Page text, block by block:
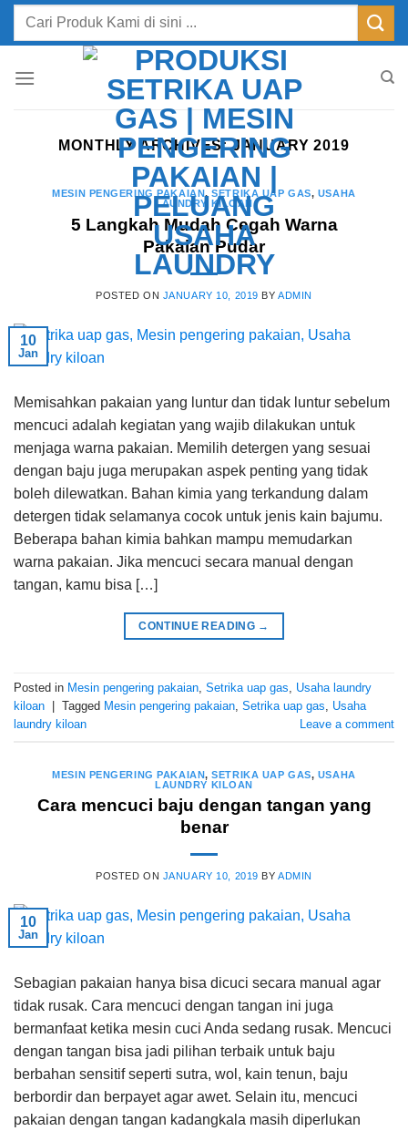
SkipSearch
MONTHLY ARCHIVES:JANUARY 2019
MESIN PENGERING PAKAIAN,SETRIKA UAP GAS, USAHA
LAUNDRY KILOAN
5 Langkah Mudah Cegah Warna
Pakaian Pudar
POSTED ON JANUARY 10, 2019 BY ADMIN
10
Jan
Memisahkan pakaian yang luntur dan tidak luntur sebelum
mencuci adalah kegiatan yang wajib dilakukan untuk
menjaga warna pakaian. Memilih detergen yang sesuai
dengan baju juga merupakan aspek penting yang tidak
boleh dilewatkan. Bahan kimia yang terkandung dalam
detergen tidak selamanya cocok untuk jenis kain bajumu.
Beberapa bahan kimia bahkan mampu memudarkan
warna pakaian. Jika mencuci secara manual dengan
tangan, kamu bisa […]
CONTINUE READING →
Posted in Mesin pengering pakaian, Setrika uap gas, Usaha laundry
kiloan
Tagged Mesin pengering pakaian, Setrika uap gas, Usaha
laundry kiloan
Leave a comment
MESIN PENGERING PAKAIAN,SETRIKA UAP GAS, USAHA
LAUNDRY KILOAN
Cara mencuci baju dengan tangan yang
benar
POSTED ON JANUARY 10, 2019 BY ADMIN
10
Jan
Sebagian pakaian hanya bisa dicuci secara manual agar
tidak rusak. Cara mencuci dengan tangan ini juga
bermanfaat ketika mesin cuci Anda sedang rusak. Mencuci
dengan tangan bisa jadi pilihan terbaik untuk baju
berbahan sensitif seperti sutra, wol, kain tenun, baju
berbordir dan berpayet agar awet. Selain itu, mencuci
pakaian dengan tangan kadangkala masih diperlukan